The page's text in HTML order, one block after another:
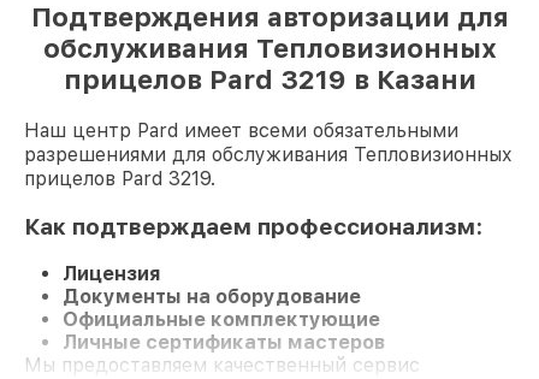
Подтверждения авторизации для
обслуживания Тепловизионных
прицелов Pard 3219 в Казани
Наш центр Pard имеет всеми обязательными
разрешениями для обслуживания Тепловизионных
прицелов Pard 3219.
Как подтверждаем профессионализм:
Лицензия
Документы на оборудование
Официальные комплектующие
Личные сертификаты мастеров
Мы предоставляем качественный сервис